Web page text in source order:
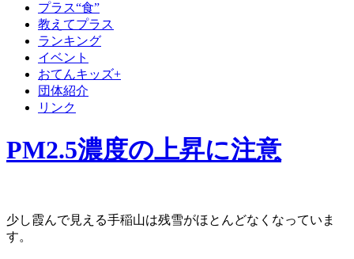
プラス“食”
教えてプラス
ランキング
イベント
おてんキッズ+
団体紹介
リンク
PM2.5濃度の上昇に注意
少し霞んで見える手稲山は残雪がほとんどなくなっていま
す。